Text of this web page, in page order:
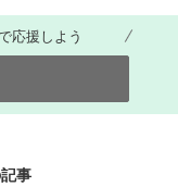
応援しよう
事